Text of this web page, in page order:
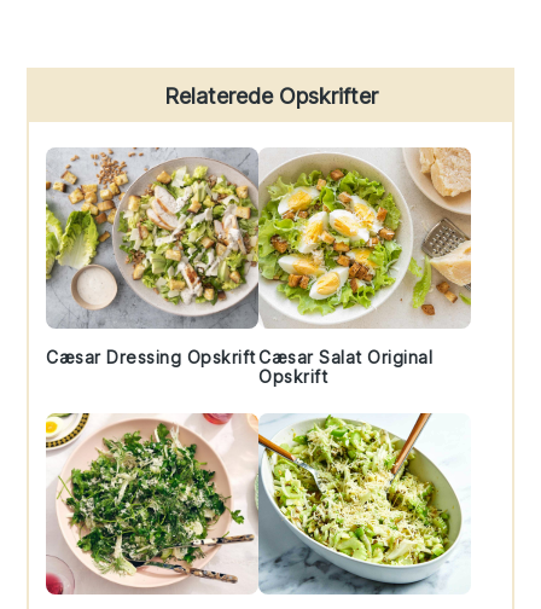
Sidebar
Relaterede Opskrifter
Cæsar Dressing OpskriftCæsar Salat Original
Opskrift